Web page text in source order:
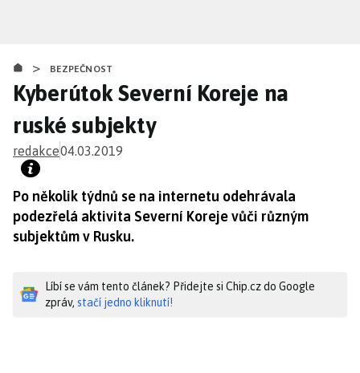
obsahu
> BEZPEČNOST
Kyberútok Severní Koreje na
ruské subjekty
redakce04.03.2019
Po několik týdnů se na internetu odehrávala
podezřelá aktivita Severní Koreje vůči různým
subjektům v Rusku.
Líbí se vám tento článek? Přidejte si Chip.cz do Google
zpráv, stačí jedno kliknutí!